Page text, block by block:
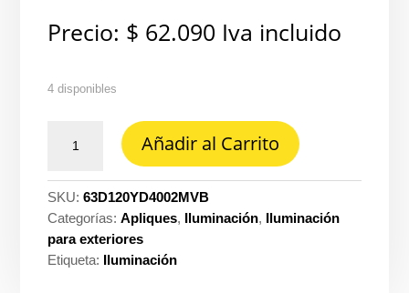
Precio: $ 62.090 Iva incluido
4 disponibles
cardan
17.9
cm
ALU
s/bombillo
Añadir al Carrito
SKU:63D120YD4002MVB
Categorías:Apliques, Iluminación, Iluminación
para exteriores
Etiqueta: Iluminación